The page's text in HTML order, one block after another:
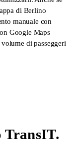
di Berlino
manuale con
Google Maps
di passeggeri
TransIT.